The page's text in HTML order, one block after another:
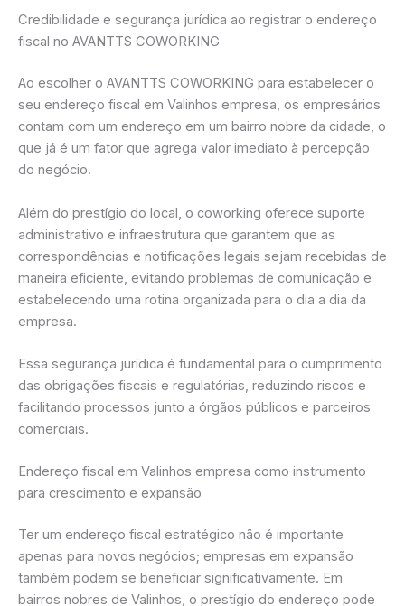
Credibilidade e segurança jurídica ao registrar o endereço
fiscal no AVANTTS COWORKING
Ao escolher o AVANTTS COWORKING para estabelecer o
seu endereço fiscal em Valinhos empresa, os empresários
contam com um endereço em um bairro nobre da cidade, o
que já é um fator que agrega valor imediato à percepção
do negócio.
Além do prestígio do local, o coworking oferece suporte
administrativo e infraestrutura que garantem que as
correspondências e notificações legais sejam recebidas de
maneira eficiente, evitando problemas de comunicação e
estabelecendo uma rotina organizada para o dia a dia da
empresa.
Essa segurança jurídica é fundamental para o cumprimento
das obrigações fiscais e regulatórias, reduzindo riscos e
facilitando processos junto a órgãos públicos e parceiros
comerciais.
Endereço fiscal em Valinhos empresa como instrumento
para crescimento e expansão
Ter um endereço fiscal estratégico não é importante
apenas para novos negócios; empresas em expansão
também podem se beneficiar significativamente. Em
bairros nobres de Valinhos, o prestígio do endereço pode